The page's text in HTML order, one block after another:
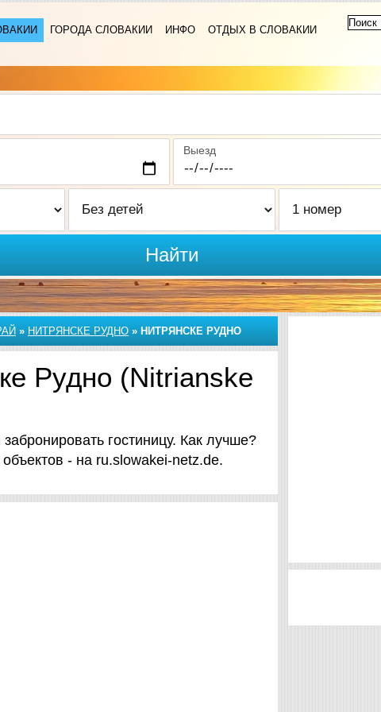
ГОРОДА СЛОВАКИИ ИНФО
ОТДЫХ В СЛОВАКИИ
Выезд
Найти
» НИТРЯНСКЕ РУДНО » НИТРЯНСКЕ РУДНО
Рудно (Nitrianske
гостиницу. Как лучше?
- на ru.slowakei-netz.de.